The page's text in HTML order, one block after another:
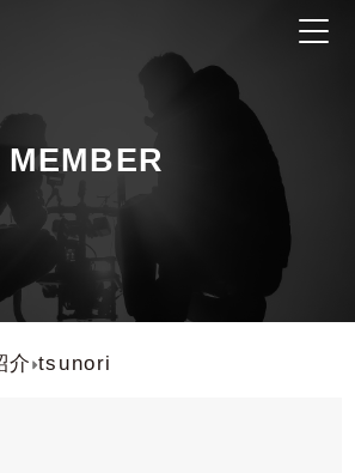
MEMBER
介 tsunori